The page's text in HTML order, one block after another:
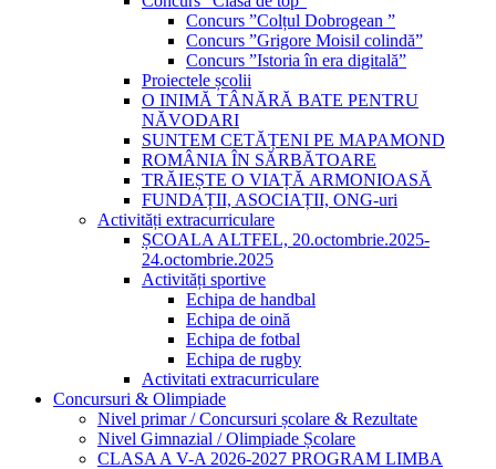
Concurs ”Colțul Dobrogean ”
Concurs ”Grigore Moisil colindă”
Concurs ”Istoria în era digitală”
Proiectele școlii
O INIMĂ TÂNĂRĂ BATE PENTRU
NĂVODARI
SUNTEM CETĂȚENI PE MAPAMOND
ROMÂNIA ÎN SĂRBĂTOARE
TRĂIEȘTE O VIAȚĂ ARMONIOASĂ
FUNDAȚII, ASOCIAȚII, ONG-uri
Activități extracurriculare
ȘCOALA ALTFEL, 20.octombrie.2025-
24.octombrie.2025
Activități sportive
Echipa de handbal
Echipa de oină
Echipa de fotbal
Echipa de rugby
Activitati extracurriculare
Concursuri & Olimpiade
Nivel primar / Concursuri școlare & Rezultate
Nivel Gimnazial / Olimpiade Școlare
CLASA A V-A 2026-2027 PROGRAM LIMBA